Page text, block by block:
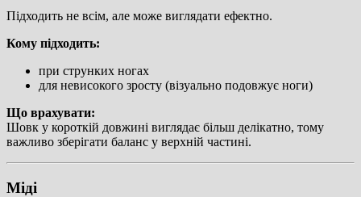
Підходить не всім, але може виглядати ефектно.
Кому підходить:
при струнких ногах
для невисокого зросту (візуально подовжує ноги)
Що врахувати:
Шовк у короткій довжині виглядає більш делікатно, тому
важливо зберігати баланс у верхній частині.
Міді